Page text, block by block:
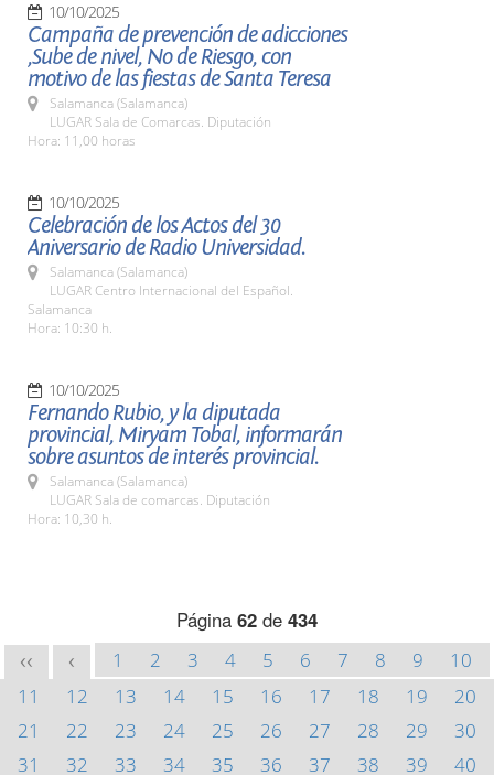
10/10/2025
Campaña de prevención de adicciones
,Sube de nivel, No de Riesgo, con
motivo de las fiestas de Santa Teresa
Salamanca (Salamanca)
LUGAR Sala de Comarcas. Diputación
Hora: 11,00 horas
10/10/2025
Celebración de los Actos del 30
Aniversario de Radio Universidad.
Salamanca (Salamanca)
LUGAR Centro Internacional del Español.
Salamanca
Hora: 10:30 h.
10/10/2025
Fernando Rubio, y la diputada
provincial, Miryam Tobal, informarán
sobre asuntos de interés provincial.
Salamanca (Salamanca)
LUGAR Sala de comarcas. Diputación
Hora: 10,30 h.
Página 62 de 434
<< < 1 2 3 4 5 6 7 8 9
10
11
12 13 14 15 16 17 18 19
20
21
22 23 24 25 26 27 28 29
30
31
32 33 34 35 36 37 38 39
40